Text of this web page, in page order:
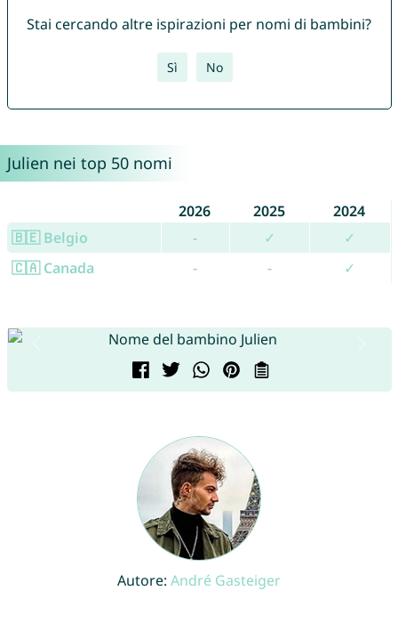
Stai cercando altre ispirazioni per nomi di bambini?
Sì No
Julien nei top 50 nomi
2026 2025
2024
🇧🇪 Belgio
- ✓
✓
🇨🇦 Canada
- - ✓
Autore: André Gasteiger